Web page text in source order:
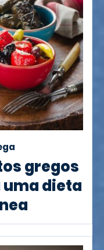
gregos
dieta